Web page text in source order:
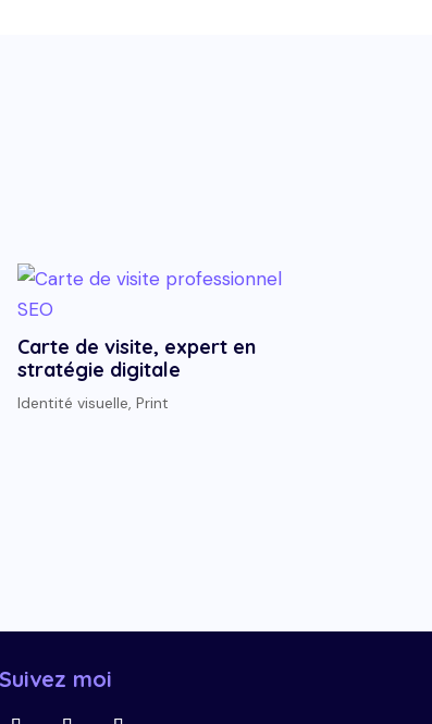
Carte de visite, expert en
stratégie digitale
Identité visuelle ,Print
Suivez moi